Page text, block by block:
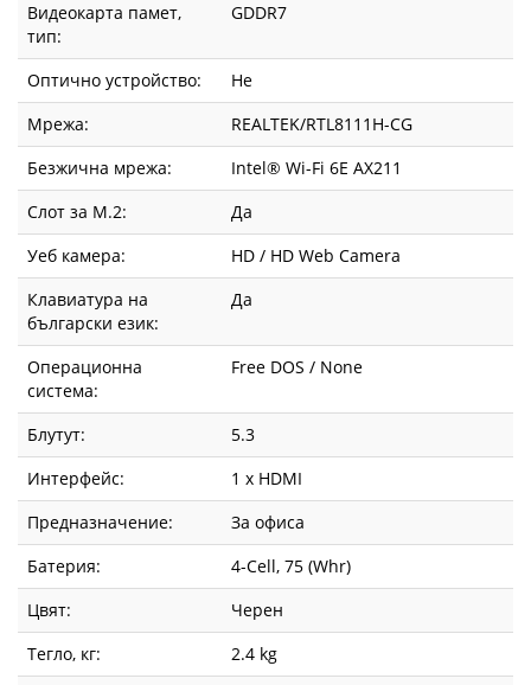
Видеокарта памет,
тип:
GDDR7
Оптично устройство:
Не
Мрежа:
REALTEK/RTL8111H-CG
Безжична мрежа:
Intel® Wi-Fi 6E AX211
Слот за М.2:
Да
Уеб камера:
HD / HD Web Camera
Клавиатура на
български език:
Да
Операционна
система:
Free DOS / None
Блутут:
5.3
Интерфейс:
1 x HDMI
Предназначение:
За офиса
Батерия:
4-Cell, 75 (Whr)
Цвят:
Черен
Тегло, кг:
2.4 kg